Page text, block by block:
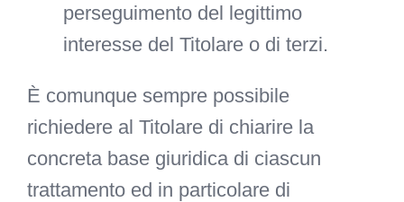
perseguimento del legittimo
interesse del Titolare o di terzi.
È comunque sempre possibile
richiedere al Titolare di chiarire la
concreta base giuridica di ciascun
trattamento ed in particolare di